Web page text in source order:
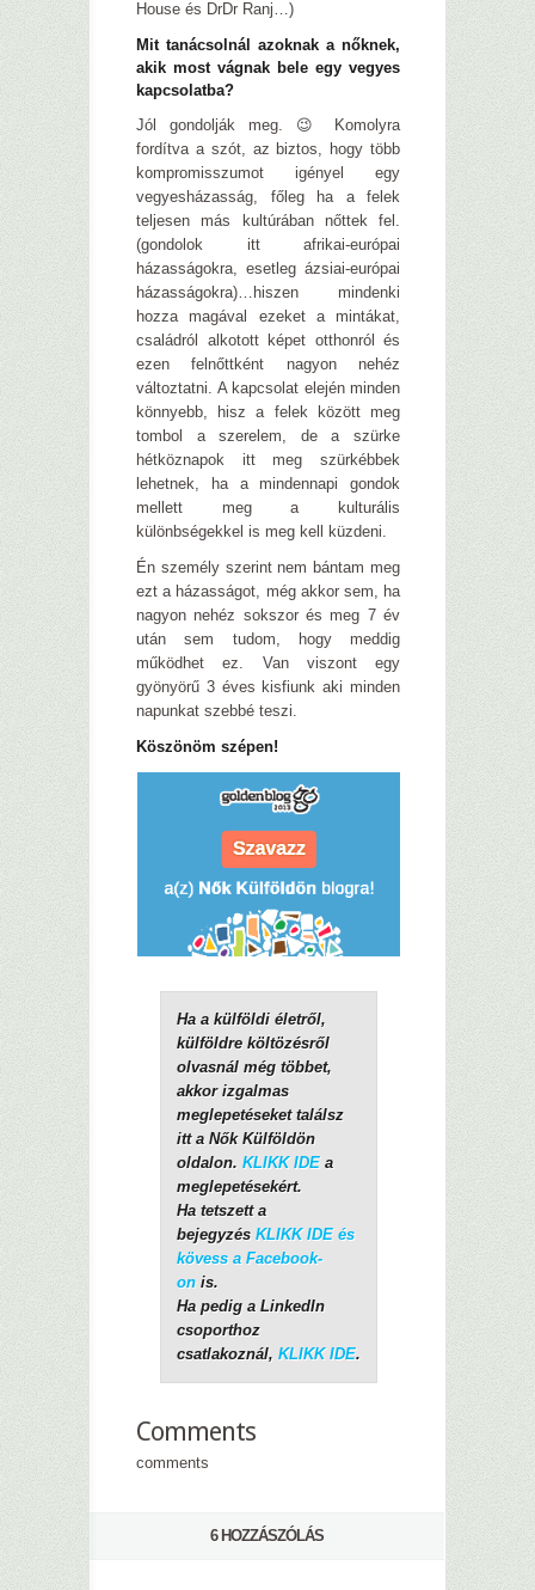
House és DrDr Ranj…)
Mit tanácsolnál azoknak a nőknek,
akik most vágnak bele egy vegyes
kapcsolatba?
Jól gondolják meg. 😉 Komolyra
fordítva a szót, az biztos, hogy több
kompromisszumot igényel egy
vegyesházasság, főleg ha a felek
teljesen más kultúrában nőttek fel.
(gondolok itt afrikai-európai
házasságokra, esetleg ázsiai-európai
házasságokra)…hiszen mindenki
hozza magával ezeket a mintákat,
családról alkotott képet otthonról és
ezen felnőttként nagyon nehéz
változtatni. A kapcsolat elején minden
könnyebb, hisz a felek között meg
tombol a szerelem, de a szürke
hétköznapok itt meg szürkébbek
lehetnek, ha a mindennapi gondok
mellett meg a kulturális
különbségekkel is meg kell küzdeni.
Én személy szerint nem bántam meg
ezt a házasságot, még akkor sem, ha
nagyon nehéz sokszor és meg 7 év
után sem tudom, hogy meddig
működhet ez. Van viszont egy
gyönyörű 3 éves kisfiunk aki minden
napunkat szebbé teszi.
Köszönöm szépen!
Ha a külföldi életről,
külföldre költözésről
olvasnál még többet,
akkor izgalmas
meglepetéseket találsz
itt a Nők Külföldön
oldalon. KLIKK IDEa
meglepetésekért.
Ha tetszett a
bejegyzés KLIKK IDE és
kövess a Facebook-
onis.
Ha pedig a LinkedIn
csoporthoz
csatlakoznál, KLIKK IDE.
Comments
comments
6 HOZZÁSZÓLÁS